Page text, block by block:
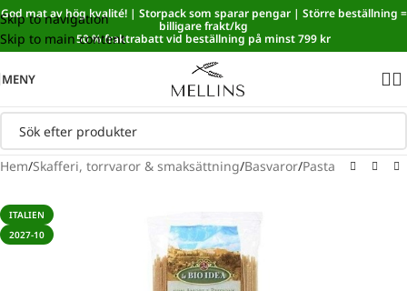
Skip to navigation
Skip to main content
Sänkt matmoms! I kassan dras automatiskt 5,35 % av från alla
varor.
God mat av hög kvalité! | Storpack som sparar pengar | Större beställning =
billigare frakt/kg
50 % fraktrabatt vid beställning på minst 799 kr
MENY
Hem/Skafferi, torrvaror & smaksättning/Basvaror/Pasta
ITALIEN
2027-10